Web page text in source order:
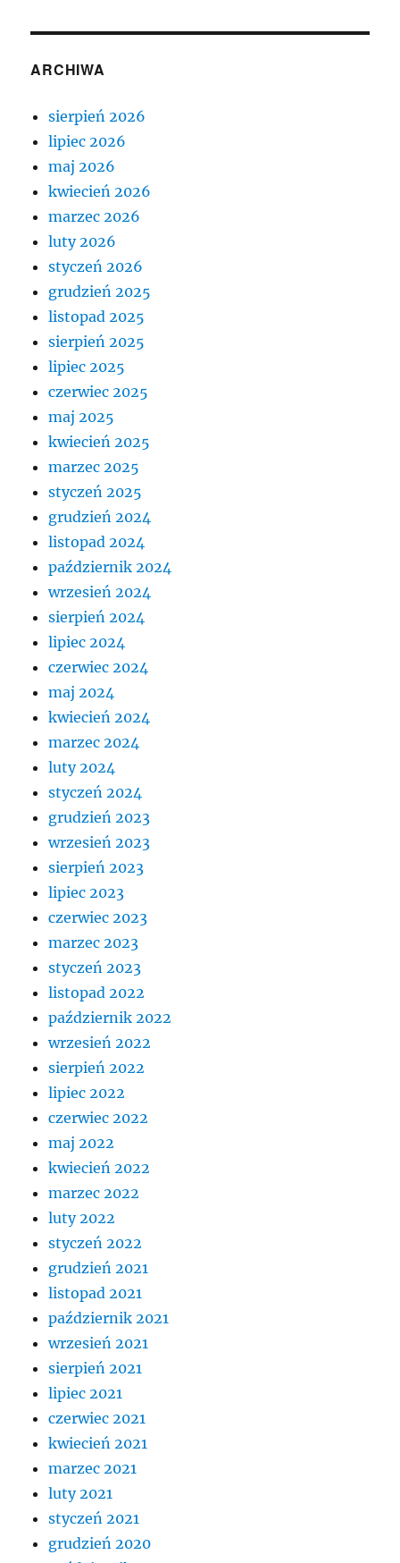
ARCHIWA
sierpień 2026
lipiec 2026
maj 2026
kwiecień 2026
marzec 2026
luty 2026
styczeń 2026
grudzień 2025
listopad 2025
sierpień 2025
lipiec 2025
czerwiec 2025
maj 2025
kwiecień 2025
marzec 2025
styczeń 2025
grudzień 2024
listopad 2024
październik 2024
wrzesień 2024
sierpień 2024
lipiec 2024
czerwiec 2024
maj 2024
kwiecień 2024
marzec 2024
luty 2024
styczeń 2024
grudzień 2023
wrzesień 2023
sierpień 2023
lipiec 2023
czerwiec 2023
marzec 2023
styczeń 2023
listopad 2022
październik 2022
wrzesień 2022
sierpień 2022
lipiec 2022
czerwiec 2022
maj 2022
kwiecień 2022
marzec 2022
luty 2022
styczeń 2022
grudzień 2021
listopad 2021
październik 2021
wrzesień 2021
sierpień 2021
lipiec 2021
czerwiec 2021
kwiecień 2021
marzec 2021
luty 2021
styczeń 2021
grudzień 2020